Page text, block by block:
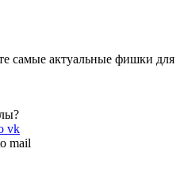
самые актуальные фишки для